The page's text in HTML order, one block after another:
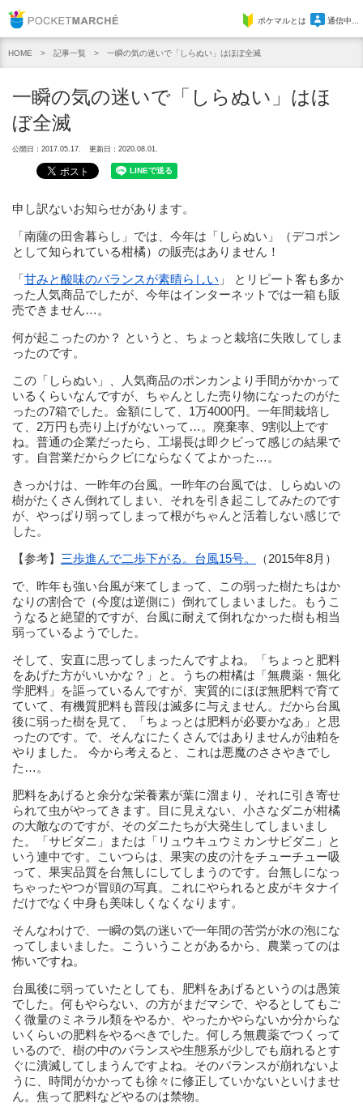
Pocket Marcheポケマルとは 通信中...
HOME 記事一覧 一瞬の気の迷いで「しらぬい」はほぼ全滅
一瞬の気の迷いで「しらぬい」はほ
ぼ全滅
公開日：2017.05.17. 更新日：2020.08.01.
申し訳ないお知らせがあります。
「南薩の田舎暮らし」では、今年は「しらぬい」（デコポン
として知られている柑橘）の販売はありません！
「甘みと酸味のバランスが素晴らしい 」 とリピート客も多か
った人気商品でしたが、今年はインターネットでは一箱も販
売できません…。
何が起こったのか？ というと、ちょっと栽培に失敗してしま
ったのです。
この「しらぬい」、人気商品のポンカンより手間がかかって
いるくらいなんですが、ちゃんとした売り物になったのがた
ったの7箱でした。金額にして、1万4000円。一年間栽培し
て、2万円も売り上げがないって…。廃棄率、9割以上です
ね。普通の企業だったら、工場長は即クビって感じの結果で
す。自営業だからクビにならなくてよかった…。
きっかけは、一昨年の台風。一昨年の台風では、しらぬいの
樹がたくさん倒れてしまい、それを引き起こしてみたのです
が、やっぱり弱ってしまって根がちゃんと活着しない感じで
した。
【参考】 三歩進んで二歩下がる。台風15号。
（2015年8月）
で、昨年も強い台風が来てしまって、この弱った樹たちはか
なりの割合で（今度は逆側に）倒れてしまいました。もうこ
うなると絶望的ですが、台風に耐えて倒れなかった樹も相当
弱っているようでした。
そして、安直に思ってしまったんですよね。「ちょっと肥料
をあげた方がいいかな？」と。うちの柑橘は「無農薬・無化
学肥料」を謳っているんですが、実質的にほぼ無肥料で育て
ていて、有機質肥料も普段は滅多に与えません。だから台風
後に弱った樹を見て、「ちょっとは肥料が必要かなあ」と思
ったのです。で、そんなにたくさんではありませんが油粕を
やりました。 今から考えると、これは悪魔のささやきでし
た…。
肥料をあげると余分な栄養素が葉に溜まり、それに引き寄せ
られて虫がやってきます。目に見えない、小さなダニが柑橘
の大敵なのですが、そのダニたちが大発生してしまいまし
た。「サビダニ」または「リュウキュウミカンサビダニ」と
いう連中です。こいつらは、果実の皮の汁をチューチュー吸
って、果実品質を台無しにしてしまうのです。台無しになっ
ちゃったやつが冒頭の写真。これにやられると皮がキタナイ
だけでなく中身も美味しくなくなります。
そんなわけで、一瞬の気の迷いで一年間の苦労が水の泡にな
ってしまいました。こういうことがあるから、農業ってのは
怖いですね。
台風後に弱っていたとしても、肥料をあげるというのは愚策
でした。何もやらない、の方がまだマシで、やるとしてもご
く微量のミネラル類をやるか、やったかやらないか分からな
いくらいの肥料をやるべきでした。何しろ無農薬でつくって
いるので、樹の中のバランスや生態系が少しでも崩れるとす
ぐに潰滅してしまうんですよね。そのバランスが崩れないよ
うに、時間がかかっても徐々に修正していかないといけませ
ん。焦って肥料などやるのは禁物。